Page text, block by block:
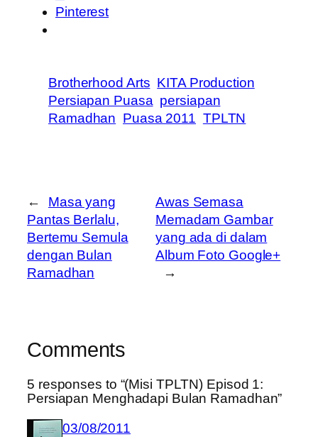
Pinterest
Brotherhood Arts KITA Production
Persiapan Puasa persiapan
Ramadhan Puasa 2011 TPLTN
←
Masa yang
Pantas Berlalu,
Bertemu Semula
dengan Bulan
Ramadhan
Awas Semasa
Memadam Gambar
yang ada di dalam
Album Foto Google+
→
Comments
5 responses to “(Misi TPLTN) Episod 1:
Persiapan Menghadapi Bulan Ramadhan”
03/08/2011